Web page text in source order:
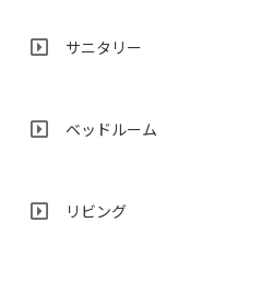
サニタリー
ベッドルーム
リビング